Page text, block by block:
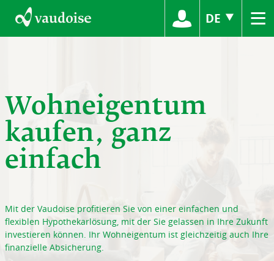
DE ≡
Wohneigentum
kaufen, ganz
einfach
Mit der Vaudoise profitieren Sie von einer einfachen und
flexiblen Hypothekarlösung, mit der Sie gelassen in Ihre Zukunft
investieren können. Ihr Wohneigentum ist gleichzeitig auch Ihre
finanzielle Absicherung.